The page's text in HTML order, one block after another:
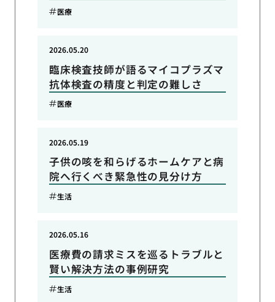
医療
臨床検査技師が語るマイコプラズマ
抗体検査の精度と判定の難しさ
2026.05.20
医療
子供の咳を和らげるホームケアと病
院へ行くべき緊急性の見分け方
2026.05.19
生活
医療費の請求ミスを巡るトラブルと
賢い解決方法の事例研究
2026.05.16
生活